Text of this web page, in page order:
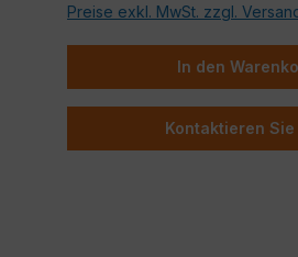
Preise exkl. MwSt. zzgl.
In den
Kontaktieren Sie